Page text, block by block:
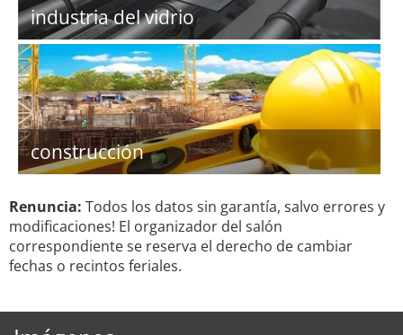
industria del vidrio
construcción
Renuncia: Todos los datos sin garantía, salvo errores y
modificaciones! El organizador del salón
correspondiente se reserva el derecho de cambiar
fechas o recintos feriales.